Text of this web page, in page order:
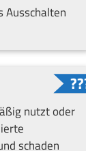
Ausschalten
nutzt oder
schaden